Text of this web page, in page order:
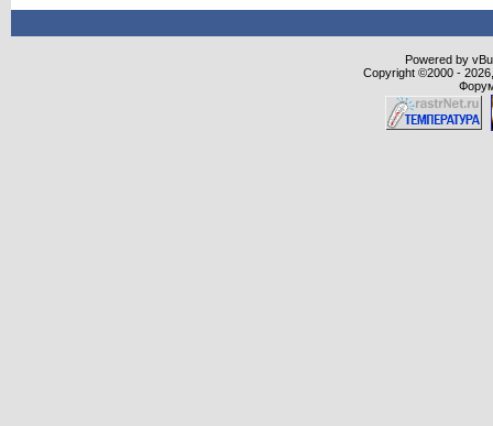
Powered by
Copyright ©2000 -